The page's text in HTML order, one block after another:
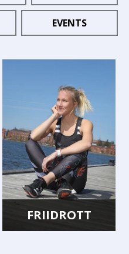
EVENTS
FRIIDROTT